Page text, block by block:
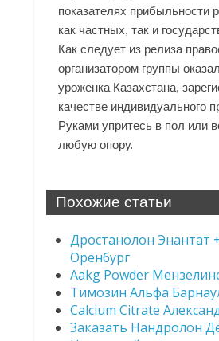
показателях прибыльности
как частных, так и
Как следует из релиза
организатором группы
уроженка Казахстана,
качестве индивидуального
Руками упритесь в пол или
любую опору.
Похожие статьи
Дростанолон Энантат
Оренбург
Aakg Powder
Tимозин Альфа
Calcium Citrate
Заказать Нандролон